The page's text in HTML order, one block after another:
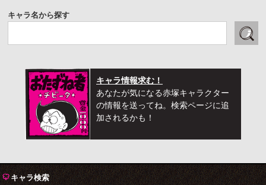
キャラ名から探す
キャラ情報求む！
あなたが気になる赤塚キャラクター
の情報を送ってね。検索ページに追
加されるかも！
キャラ検索